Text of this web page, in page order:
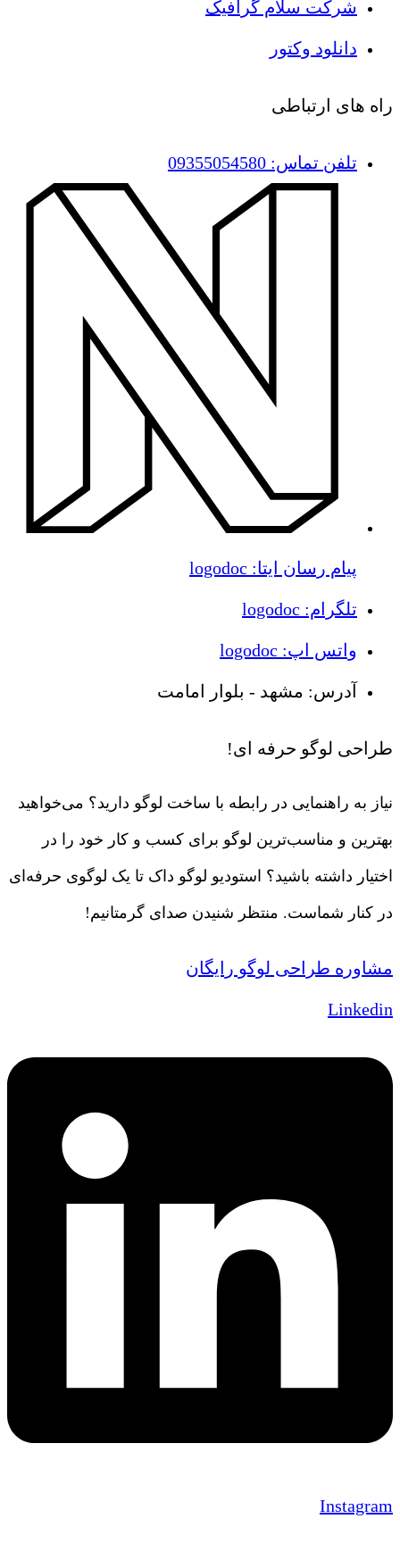
شرکت سلام گرافیک
دانلود وکتور
راه های ارتباطی
تلفن تماس: 09355054580
پیام رسان ایتا: logodoc
تلگرام: logodoc
واتس اپ: logodoc
آدرس: مشهد - بلوار امامت
طراحی لوگو حرفه ای!
نیاز به راهنمایی در رابطه با ساخت لوگو دارید؟ می‌خواهید
بهترین و مناسب‌ترین لوگو برای کسب و کار خود را در
اختیار داشته باشید؟ استودیو لوگو داک تا یک لوگوی حرفه‌ای
در کنار شماست. منتظر شنیدن صدای گرمتانیم!
مشاوره طراحی لوگو رایگان
Linkedin
Instagram